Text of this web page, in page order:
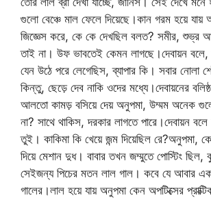
গুলো বেঞ্চে মাল ফেলে দিয়েছে।কান গরম হয়ে যায়
জিজ্ঞেস করে, কে কে দেখছিল বলত? সমীর, শুভ্র
তাই না। উফ ভাবতেই কেমন লাগছে।দেবায়ন
যেন উঠে পরে লেগেছিস, ব্যাপার কি। সবার
কিন্তু, ছেড়ে দেব নাকি ওদের মধ্যে।দেবায়নের
আলতো কামড় বসিয়ে দেয় অনুপমা, উম্মম অনেক
না? সাথে থাকিস, দরকার লাগতে পারে।দেবায়ন বলে
তুই। কাকিমা কি খেয়ে জন্ম দিয়েছিল রে?অনুপমা,
দিয়ে মেশান দুধ। বাবার তখন জম্মুতে পোস্টিং ছিল,
সেইজন্য পিচের মতন লাল গাল। কবে যে আবার
গালের।লাল হয়ে যায় অনুপমা কেন অপটিক্সের